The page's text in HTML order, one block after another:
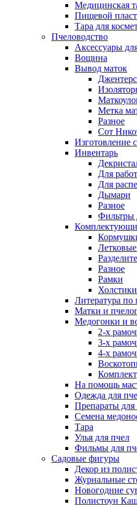
Медицинская
Пищевой
Тара для
Пчеловодство
Аксессуары
Вощина
Вывод маток
Метка
Разное
Сот
Изготовление
Инвентарь
Для
Для
Дымари
Разное
Фильтры
Летковые
Разное
Рамки
Литература по
Матки и
Медогонки и
2-х
3-х
4-х
На помощь
Одежда для
Препараты для
Семена
Тара
Улья для пчел
Фильмы для
Садовые фигуры
Декор из
Журнальные
Новогодние
Полистоун